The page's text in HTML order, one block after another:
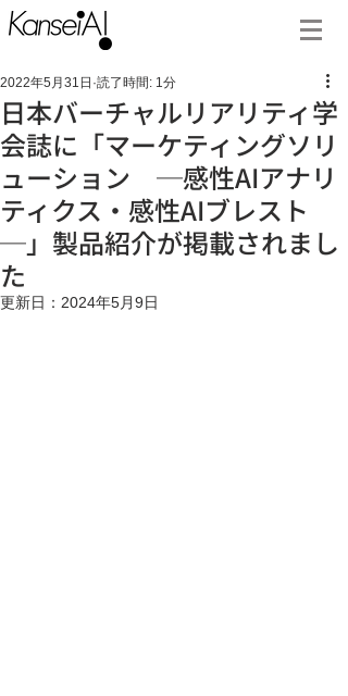
日本バーチャルリアリティ学
会誌に「マーケティングソリ
ューション ─感性AIアナリ
ティクス・感性AIブレスト
─」製品紹介が掲載されまし
た
2022年5月31日 読了時間: 1分
更新日： 2024年5月9日